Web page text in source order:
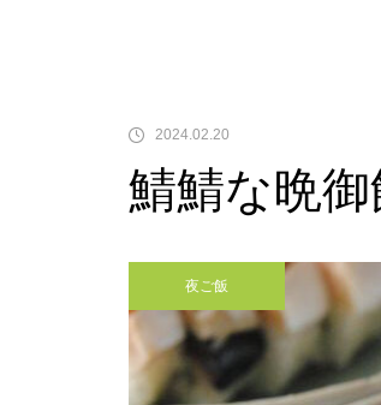
2024.02.20
鯖鯖な晩
夜ご飯